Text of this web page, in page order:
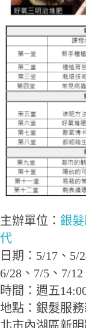
主辦單位： 銀
代
日期：5/17、5/
6/28、7/5、7/
時間：週五
地點：銀髮服